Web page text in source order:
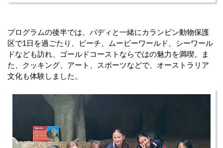
プログラムの後半では、バディと一緒にカランビン動物保護
区で1日を過ごたり、ビーチ、ムービーワールド、シーワール
ドなども訪れ、ゴールドコーストならではの魅力を満喫。ま
た、クッキング、アート、スポーツなどで、オーストラリア
文化も体験しました。